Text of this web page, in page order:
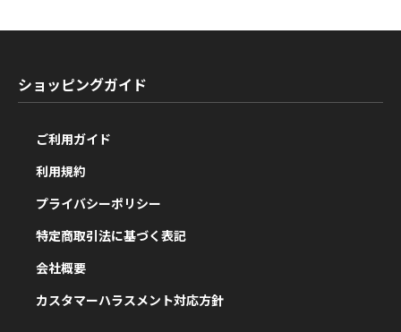
ショッピングガイド
ご利用ガイド
利用規約
プライバシーポリシー
特定商取引法に基づく表記
会社概要
カスタマーハラスメント対応方針